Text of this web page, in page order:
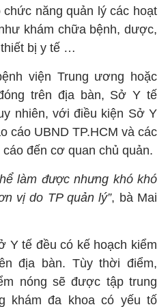
năng quản lý các hoạt
khám chữa bệnh, dược,
bị y tế …
viện Trung ương hoặc
trên địa bàn, Sở Y tế
nhiên, với điều kiện Sở Y
cáo UBND TP.HCM và các
đến cơ quan chủ quản.
làm được nhưng khó khó
vị do TP quản lý”, bà Mai
Y tế đều có kế hoạch kiểm
địa bàn. Tùy thời điểm,
nóng sẽ được tập trung
khám đa khoa có yếu tố